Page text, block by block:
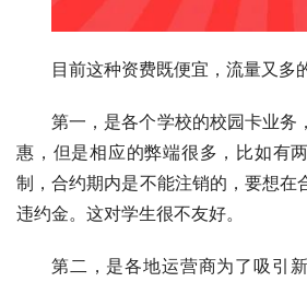
目前这种资费既便宜，流量又多
第一，是各个学校的校园卡业务
惠，但是相应的弊端很多，比如有
制，合约期内是不能注销的，要想在
违约金。这对学生很不友好。
第二，是各地运营商为了吸引